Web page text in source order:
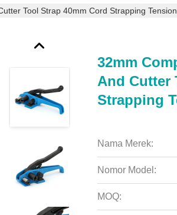
Tool Strap 40mm Cord Strapping
32mm
And Cutter
Strapping
Nama Merek:
Nomor Model:
MOQ: